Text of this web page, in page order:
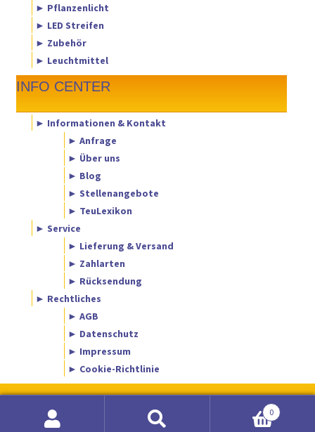
► Pflanzenlicht
► LED Streifen
► Zubehör
► Leuchtmittel
INFO CENTER
► Informationen & Kontakt
► Anfrage
► Über uns
► Blog
► Stellenangebote
► TeuLexikon
► Service
► Lieferung & Versand
► Zahlarten
► Rücksendung
► Rechtliches
► AGB
► Datenschutz
► Impressum
► Cookie-Richtlinie
0